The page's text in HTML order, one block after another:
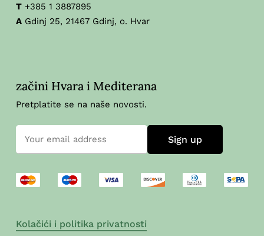
T+385 1 3887895
AGdinj 25, 21467 Gdinj, o. Hvar
začini Hvara i Mediterana
Pretplatite se na naše novosti.
Kolačići i politika privatnosti